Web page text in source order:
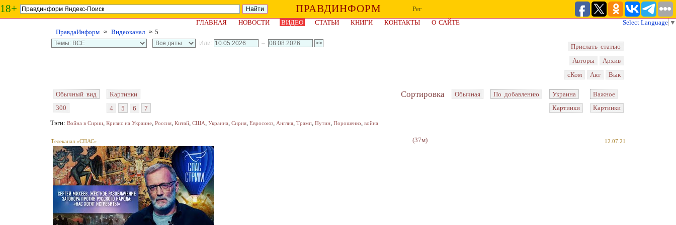
18+ ПРАВДИНФОРМ
Рег
ГЛАВНАЯ
НОВОСТИ ВИДЕО СТАТЬИ КНИГИ КОНТАКТЫ О САЙТЕ Select Language ▼
ПравдаИнформ ≈ Видеоканал ≈ 5
Или: –
Прислать статью
Авторы
Архив
сКом
Акт Вык
Обычный вид
300
Картинки
4
5 6 7
Сортировка Обычная По добавлению
Украина
Картинки
Важное
Картинки
Тэги: Война в Сирии, Кризис на Украине, Россия, Китай, США, Украина, Сирия, Евросоюз, Англия, Трамп, Путин, Порошенко, война
Телеканал «СПАС» (37м) 12.07.21